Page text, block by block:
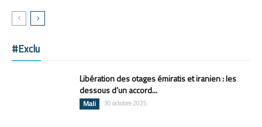
#Exclu
Libération des otages émiratis et iranien : les
dessous d’un accord...
Mali 30 octobre 2025